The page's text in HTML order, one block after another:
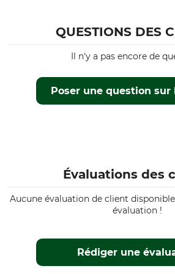
QUESTIONS DES
Poser une question
Il n'y a pas encore de
Évaluations des
Aucune évaluation de client
évaluation !
Rédiger une